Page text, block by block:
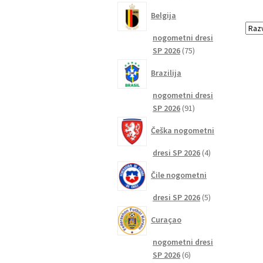
Belgija
nogometni dresi
SP 2026 7575
Brazilija
nogometni dresi
SP 2026 9191
Češka nogometni
dresi SP 2026 44
Čile nogometni
dresi SP 2026 55
Curaçao
nogometni dresi
SP 2026 66